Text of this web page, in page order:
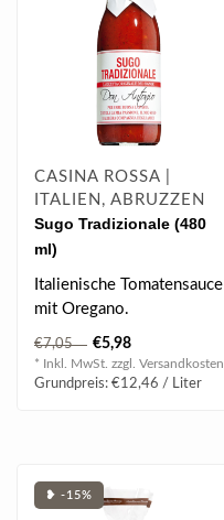
CASINA ROSSA |
ITALIEN, ABRUZZEN
Sugo Tradizionale (480
ml)
Italienische Tomatensauce
mit Oregano.
€7,05 €5,98
* Inkl. MwSt. zzgl. Versandkosten
Grundpreis: €12,46 / Liter
❥ -15%